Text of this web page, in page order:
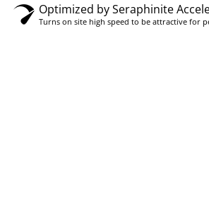
Optimized by Seraphinite
Turns on site high speed to be attractive for